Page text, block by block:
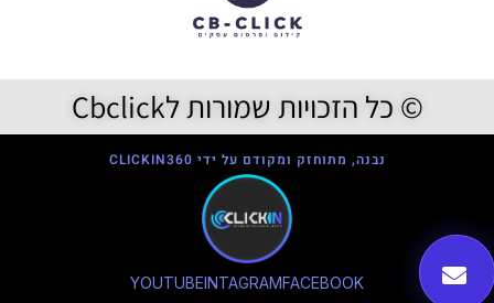
© כל הזכויות שמורות לCbclick
נבנה, מתוחזק ומקודם על ידי CLICKIN360
FACEBOOK
INTAGRAM
YOUTUBE